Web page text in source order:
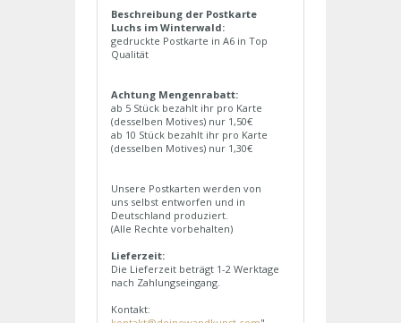
Beschreibung der Postkarte
Luchs im Winterwald:
gedruckte Postkarte in A6 in Top
Qualität
Achtung Mengenrabatt:
ab 5 Stück bezahlt ihr pro Karte
(desselben Motives) nur 1,50€
ab 10 Stück bezahlt ihr pro Karte
(desselben Motives) nur 1,30€
Unsere Postkarten werden von
uns selbst entworfen und in
Deutschland produziert.
(Alle Rechte vorbehalten)
Lieferzeit:
Die Lieferzeit beträgt 1-2 Werktage
nach Zahlungseingang.
Kontakt: